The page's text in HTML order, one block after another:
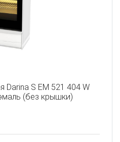
Darina S EM 521 404 W
(без крышки)